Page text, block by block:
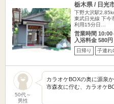
栃木県 / 日光
下野大沢駅
東武日光線 下今
利用15分日…
営業時間 10:00
入浴料金 580円
日帰り 子連れ
50代～
男性
カラオケBOXの奥に源泉
市森友に佇む、カラオケ